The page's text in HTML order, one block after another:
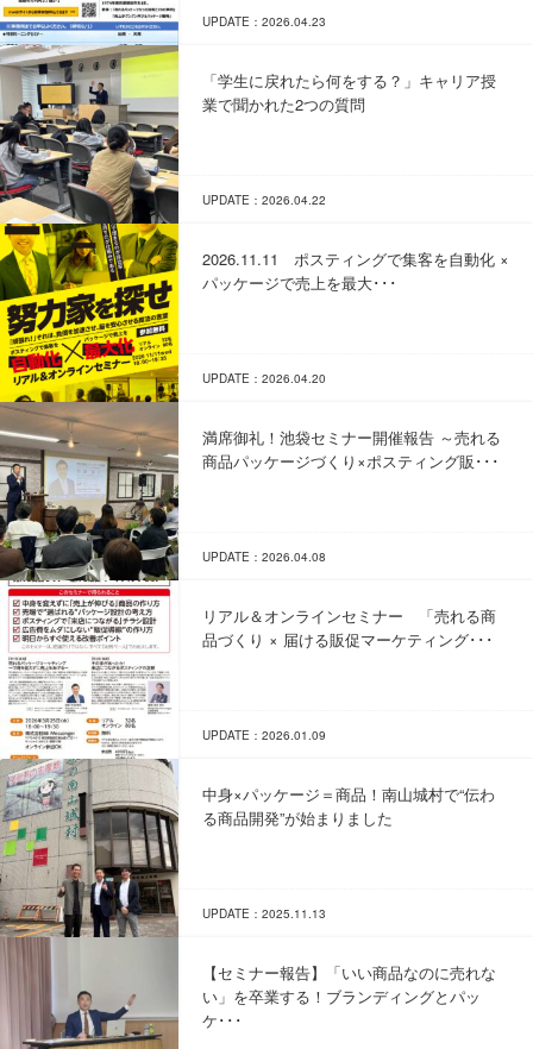
UPDATE：2026.04.23
「学生に戻れたら何をする？」キャリア授
業で聞かれた2つの質問
UPDATE：2026.04.22
2026.11.11 ポスティングで集客を自動化 ×
パッケージで売上を最大･･･
UPDATE：2026.04.20
満席御礼！池袋セミナー開催報告 ～売れる
商品パッケージづくり×ポスティング販･･･
UPDATE：2026.04.08
リアル＆オンラインセミナー 「売れる商
品づくり × 届ける販促マーケティング･･･
UPDATE：2026.01.09
中身×パッケージ＝商品！南山城村で“伝わ
る商品開発”が始まりました
UPDATE：2025.11.13
【セミナー報告】「いい商品なのに売れな
い」を卒業する！ブランディングとパッ
ケ･･･